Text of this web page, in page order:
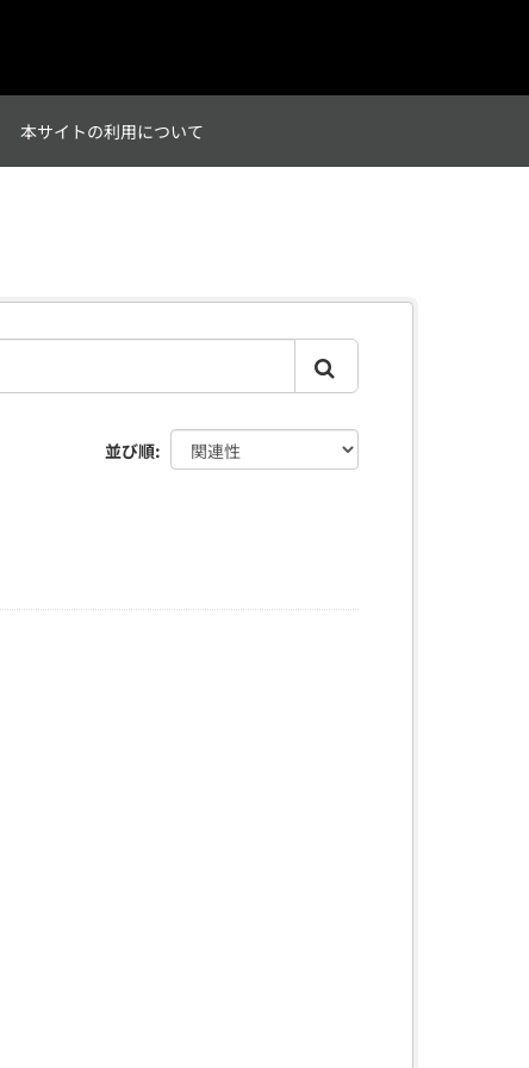
本サイトの利用について
並び順